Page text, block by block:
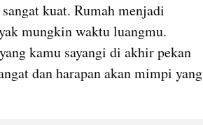
kuat. Rumah menjadi
mungkin waktu luangmu.
kamu sayangi di akhir pekan
dan harapan akan mimpi yang